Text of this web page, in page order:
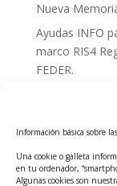
Información básica sobre
Una cookie o galleta
en tu ordenador,
Algunas cookies son
Nueva
Ayudas INFO
marco RIS4
FEDER.
Tecnológicos
Ayudas INFO
innovadoras